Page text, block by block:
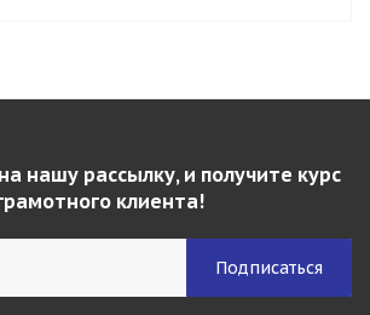
нашу рассылку, и получите курс
клиента!